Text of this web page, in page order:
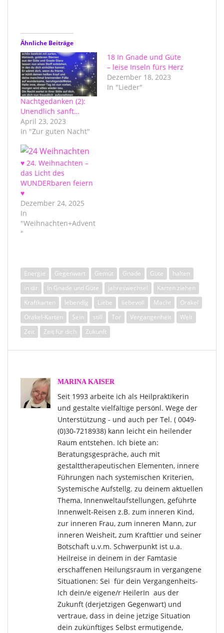
Ähnliche Beiträge
Nachtgedanken (2):
Unendlich sanft…
April 23, 2023
In "Zur guten Nacht"
18 In Gnade und Güte
– leise Inseln fürs Herz
Dezember 18, 2023
In "Lieder"
♥ 24. Weihnachten –
das Licht des
WUNDERbaren feiern
♥
Dezember 24, 2025
In
"Weihnachten+Advent
"
Energie Gegenwart Gemüt Gnade Güte
halten
in dir
In Gnade und Güte jahreswechsel
Karten ziehen
Kraftkarten
lebendig Liebe liebevoll Macht
Orakel
Orakel-Karten
Sein still Tor Vergangenheit
Welt
Zeit
Zeit für dich Zukunft
MARINA KAISER
Seit 1993 arbeite ich als Heilpraktikerin
und gestalte vielfältige persönl. Wege der
Unterstützung - und auch per Tel. ( 0049-
(0)30-7218938) kann leicht ein heilender
Raum entstehen. Ich biete an:
Beratungsgespräche, auch mit
gestalttherapeutischen Elementen, innere
Führungen nach systemischen Kriterien,
Systemische Aufstellg. zu deinem aktuellen
Thema, Innenweltaufstellungen, geführte
Innenwelt-Reisen z.B. zum inneren Kind,
zur inneren Frau, zum inneren Mann, zur
inneren Weisheit, zum Krafttier und seiner
Botschaft u.v.m. Schwerpunkt ist u.a.
Heilreise in deinem in der Famtasie
erschaffenen Heilungsraum in vergangene
Situationen: Sei für dein Vergangenheits-
Ich dein/e eigene/r HeilerIn aus der
Zukunft (derjetzigen Gegenwart) und
vertraue, dass in deine jetzige Situation
dein zukünftiges Selbst ermutigende,